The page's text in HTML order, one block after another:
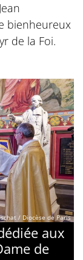
bienheureux
de la Foi.
/ Diocèse de Paris
aux
de